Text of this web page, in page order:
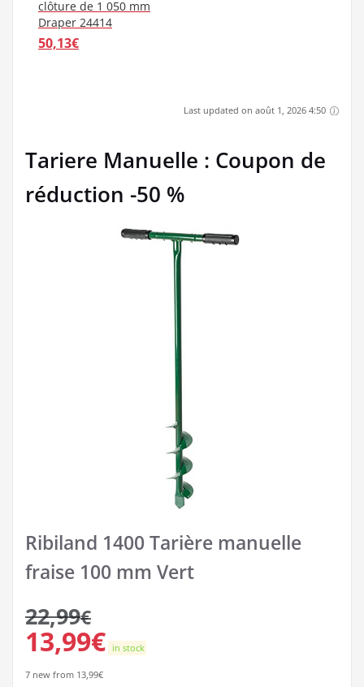
clôture de 1 050 mm
Draper 24414
50,13€
Last updated on août 1, 2026 4:50
Tariere Manuelle : Coupon de
réduction -50 %
Ribiland 1400 Tarière manuelle
fraise 100 mm Vert
22,99€
13,99€ in stock
7 new from 13,99€